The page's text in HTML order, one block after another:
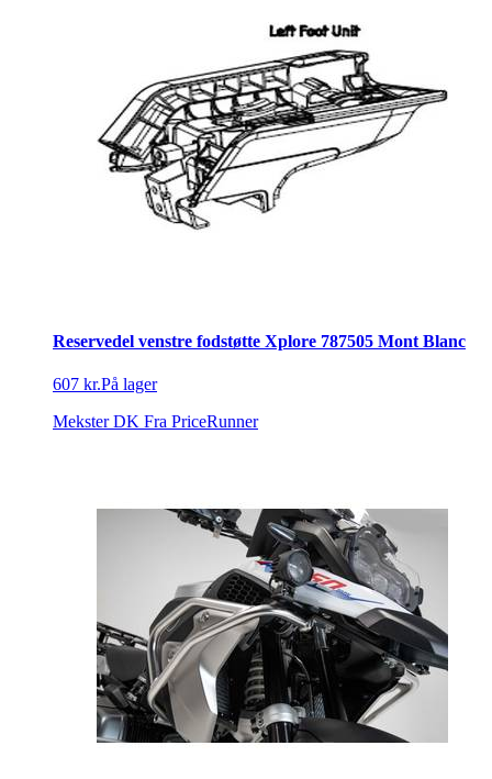
Reservedel venstre fodstøtte Xplore 787505 Mont Blanc
607 kr.På lager
Mekster DK Fra PriceRunner